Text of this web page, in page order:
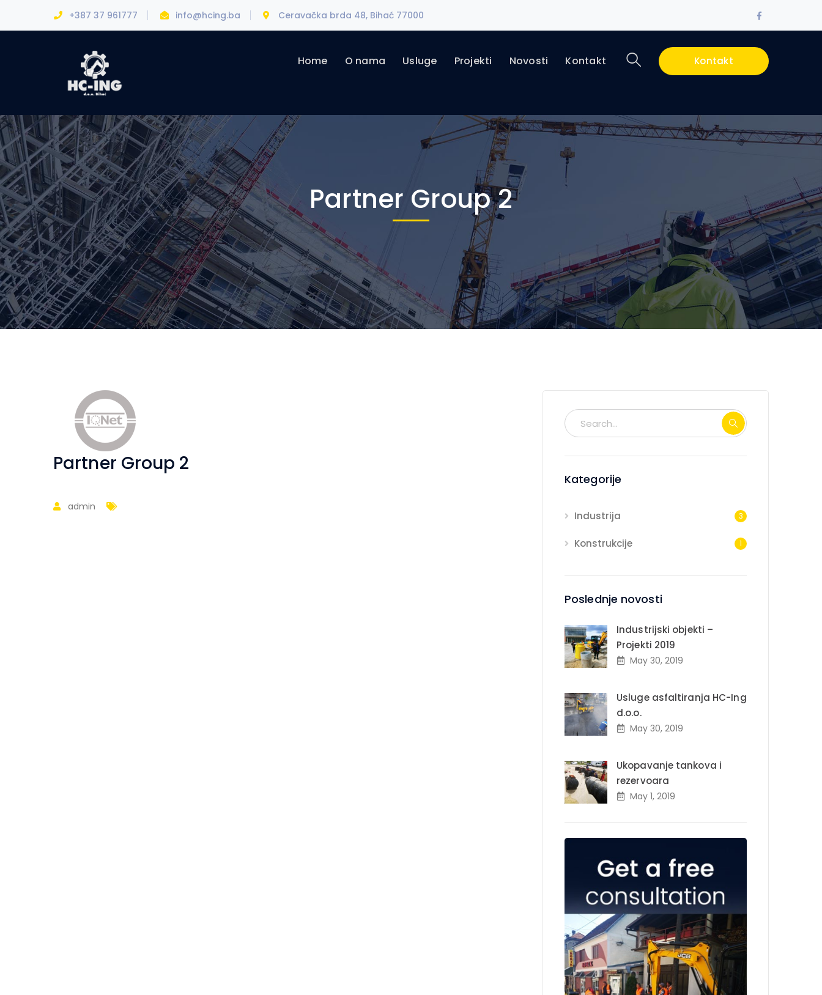
+387 37 961777 info@hcing.ba Ceravačka brda 48, Bihać 77000
Facebook
Profile
Kontakt
Home O nama Usluge Projekti Novosti Kontakt
Partner Group 2
Partner Group 2
admin
Kategorije
Industrija 3
Konstrukcije 1
Poslednje novosti
Industrijski objekti –
Projekti 2019
May 30, 2019
Usluge asfaltiranja HC-Ing
d.o.o.
May 30, 2019
Ukopavanje tankova i
rezervoara
May 1, 2019